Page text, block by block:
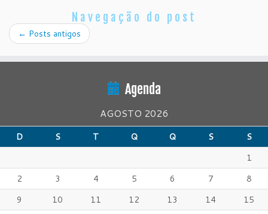
Navegação do post
← Posts antigos
Agenda
AGOSTO 2026
D S T Q Q S
S
1
2
3 4 5 6 7
8
9
10 11 12 13 14 15